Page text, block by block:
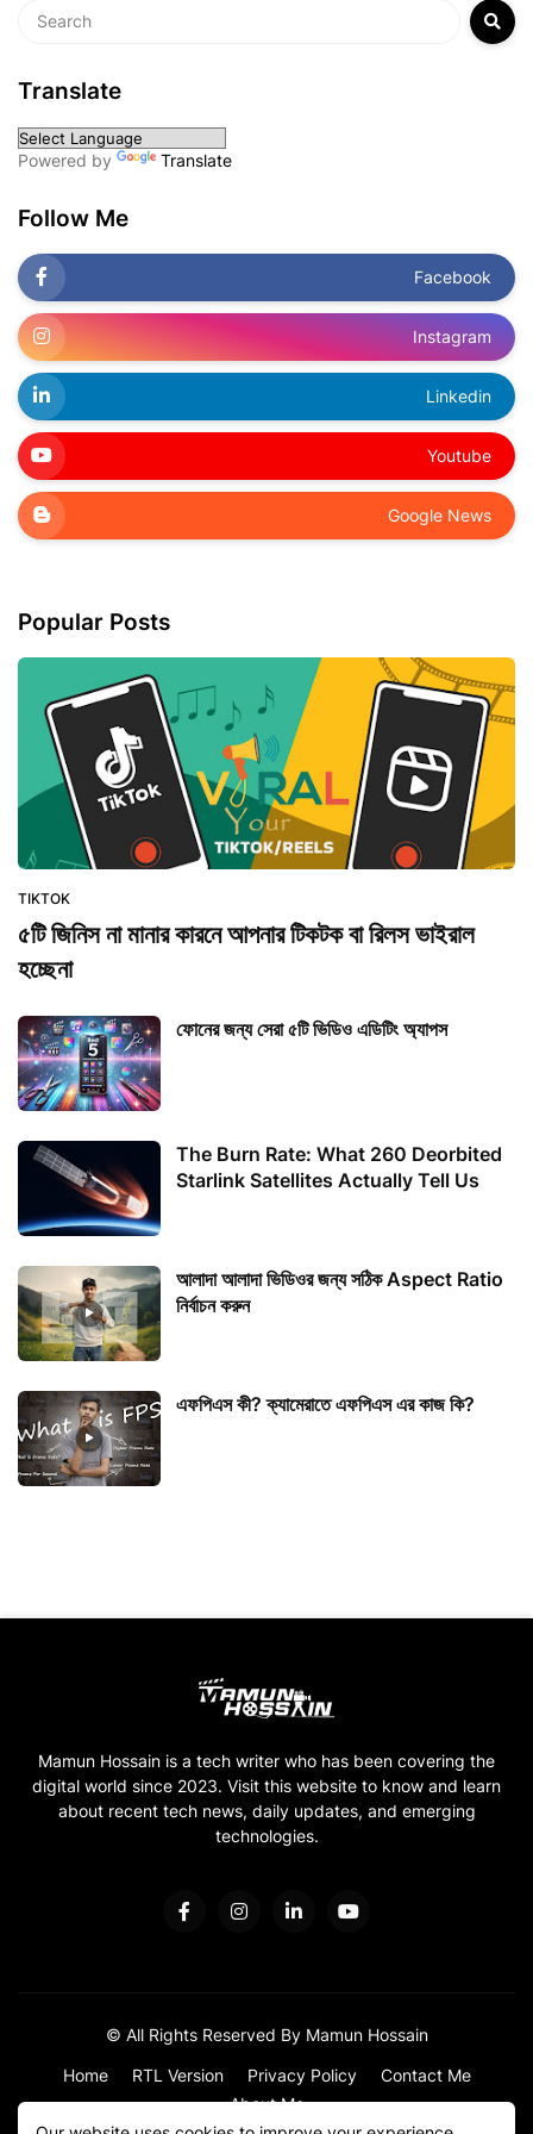
Translate
Powered by Translate
Follow Me
Facebook
Instagram
Linkedin
Youtube
Google News
Popular Posts
TIKTOK
৫টি জিনিস না মানার কারনে আপনার টিকটক বা রিলস ভাইরাল
হচ্ছেনা
ফোনের জন্য সেরা ৫টি ভিডিও এডিটিং অ্যাপস
The Burn Rate: What 260 Deorbited
Starlink Satellites Actually Tell Us
আলাদা আলাদা ভিডিওর জন্য সঠিক Aspect Ratio
নির্বাচন করুন
এফপিএস কী? ক্যামেরাতে এফপিএস এর কাজ কি?
Mamun Hossain is a tech writer who has been covering the
digital world since 2023. Visit this website to know and learn
about recent tech news, daily updates, and emerging
technologies.
© All Rights Reserved By Mamun Hossain
Home
RTL Version Privacy Policy
Contact Me
About Me